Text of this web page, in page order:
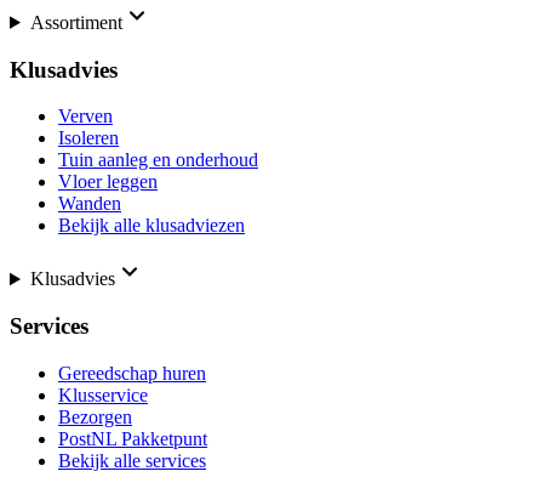
Assortiment
Klusadvies
Verven
Isoleren
Tuin aanleg en onderhoud
Vloer leggen
Wanden
Bekijk alle klusadviezen
Klusadvies
Services
Gereedschap huren
Klusservice
Bezorgen
PostNL Pakketpunt
Bekijk alle services